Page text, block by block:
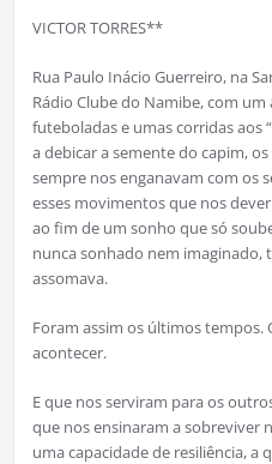
VICTOR TORRES**
Rua Paulo Inácio Guerreiro, na
Rádio Clube do Namibe, com
futeboladas e umas corridas aos
a debicar a semente do capim,
sempre nos enganavam com os
esses movimentos que nos
ao fim de um sonho que só
nunca sonhado nem imaginado,
assomava.
Foram assim os últimos tempos.
acontecer.
E que nos serviram para os
que nos ensinaram a sobreviver
uma capacidade de resiliência, a